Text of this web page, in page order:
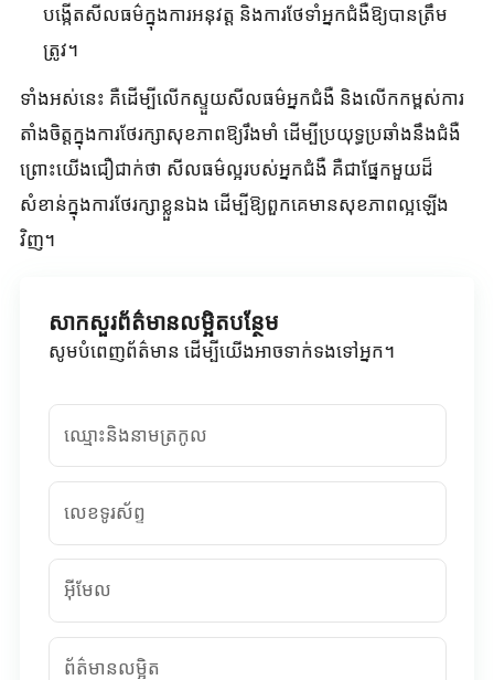
បង្កើតសីលធម៌ក្នុងការអនុវត្ត និងការថែទាំអ្នកជំងឺឱ្យបានត្រឹម
ត្រូវ។
ទាំងអស់នេះ គឺដើម្បីលើកស្ទួយសីលធម៌អ្នកជំងឺ និងលើកកម្ពស់ការ
តាំងចិត្តក្នុងការថែរក្សាសុខភាពឱ្យរឹងមាំ ដើម្បីប្រយុទ្ធប្រឆាំងនឹងជំងឺ
ព្រោះយើងជឿជាក់ថា សីលធម៌ល្អរបស់អ្នកជំងឺ គឺជាផ្នែកមួយដ៏
សំខាន់ក្នុងការថែរក្សាខ្លួនឯង ដើម្បីឱ្យពួកគេមានសុខភាពល្អឡើង
វិញ។
សាកសួរព័ត៌មានលម្អិតបន្ថែម
សូមបំពេញព័ត៌មាន ដើម្បីយើងអាចទាក់ទងទៅអ្នក។
ឈ្មោះនិងនាមត្រកូល
លេខទូរស័ព្ទ
អ៊ីមែល
ព័ត៌មានលម្អិត